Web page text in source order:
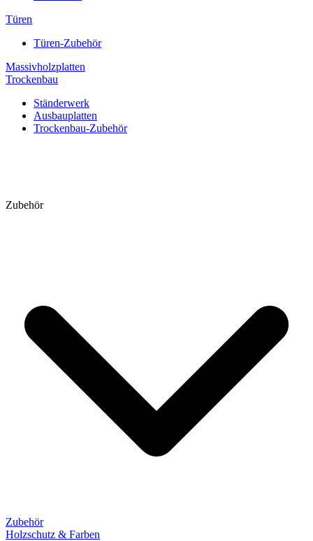
Türen
Türen-Zubehör
Massivholzplatten
Trockenbau
Ständerwerk
Ausbauplatten
Trockenbau-Zubehör
Zubehör
Zubehör
Holzschutz & Farben